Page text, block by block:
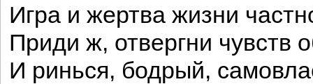
Игра и жертва жизни
Приди ж, отвергни чувств
И ринься, бодрый,